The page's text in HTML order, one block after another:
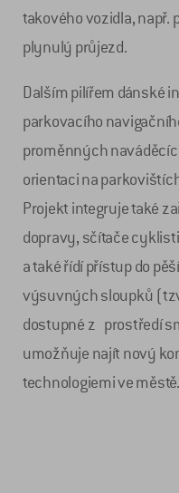
takového vozidla, např.
plynulý průjezd.
Dalším pilířem dánské
parkovacího
proměnných
orientaci na
Projekt integruje také
dopravy, sčítače
a také řídí přístup do
výsuvných sloupků
dostupné z prostředí
umožňuje najít nový
technologiemi ve městě.